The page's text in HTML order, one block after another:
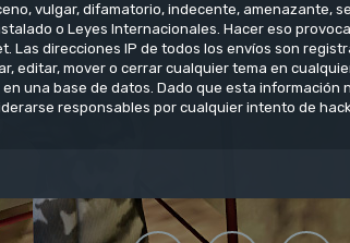
vulgar, difamatorio, indecente, amenazante,
o Leyes Internacionales. Hacer eso
Las direcciones IP de todos los envíos son
editar, mover o cerrar cualquier tema en
una base de datos. Dado que esta
responsables por cualquier intento de